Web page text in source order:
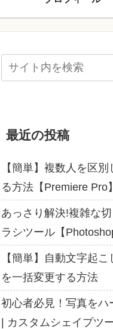
最近の投稿
【簡単】複数人を区
る方法【Premiere Pro】
あっさり解決!複雑な
ラシツール【
【簡単】自動文字起
を一括変更する方法
初心者必見！写真を
| カスタムシェイプツ